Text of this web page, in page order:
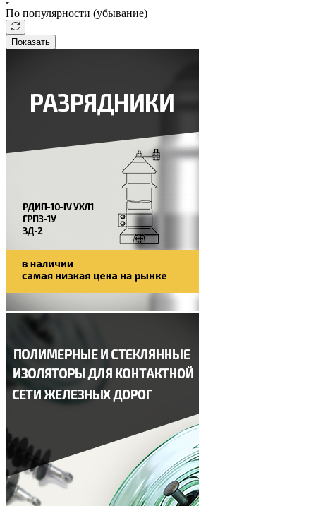
По популярности (убывание)
Показать